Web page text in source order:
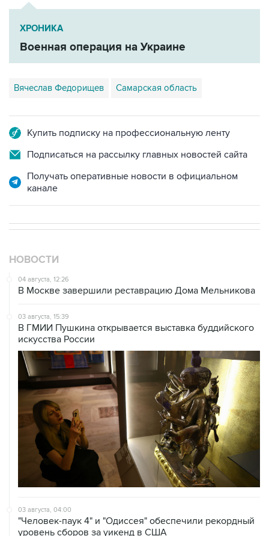
ХРОНИКА
Военная операция на Украине
Вячеслав Федорищев Самарская область
Купить подписку на профессиональную ленту
Подписаться на рассылку главных новостей сайта
Получать оперативные новости в официальном
канале
НОВОСТИ
04 августа, 12:26
В Москве завершили реставрацию Дома Мельникова
03 августа, 15:39
В ГМИИ Пушкина открывается выставка буддийского
искусства России
03 августа, 04:00
"Человек-паук 4" и "Одиссея" обеспечили рекордный
уровень сборов за уикенд в США